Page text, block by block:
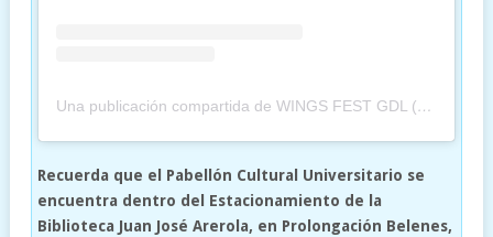
Una publicación compartida de WINGS FEST GDL (@wingsfestgdl)
Recuerda que el Pabellón Cultural Universitario se
encuentra dentro del Estacionamiento de la
Biblioteca Juan José Arerola, en Prolongación Belenes,